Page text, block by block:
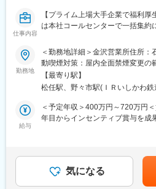
・お客様が稼働していない時の
日に出勤頂く可能性もありますが
が基本です。
■働き方
・残業時間は月平均で20h以下と
レックス出勤やリモート環境の整
提出などが可能）により、残業
す。
・転勤も基本的には発生せず、発
■特徴・魅力
・同社は東レエンジニアリンググ
東レ株式会社、東レエンジニアリ
仕事内容
【プライム上場大手企業で福利
は本社コールセンターで一括集約
待できます】
★商業施設等の建築物や食品工場
水・電気・冷凍冷蔵・厨房設備等
リアアップにつながります
★若手への育成環境も整っており
して頂けます
★ご経験者の方へはご自身のスキ
■業務内容：
スーパーマーケットなどの商業施
勤務地
＜勤務地詳細＞金沢営業所住所
動喫煙対策：屋内全面禁煙変更の
【最寄り駅】
松任駅、野々市駅(ＩＲいしかわ
給与
＜予定年収＞400万円～720万円
年目からインセンティブ賞与を成
1回（4月）■賞与：年2回（夏・
性あり）賃金はあくまでも目安の
する可能性があります。月給(月
気になる